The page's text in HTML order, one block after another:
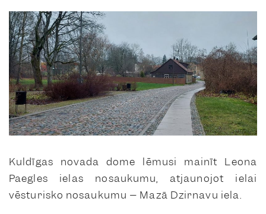
Kuldīgas novada dome lēmusi mainīt Leona
Paegles ielas nosaukumu, atjaunojot ielai
vēsturisko nosaukumu – Mazā Dzirnavu iela.